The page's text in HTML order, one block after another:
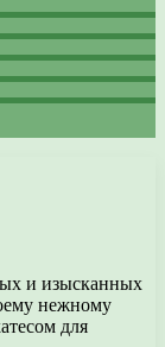
и изысканных
нежному
для